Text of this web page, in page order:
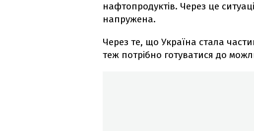
нафтопродуктів. Через це
напружена.
Через те, що Україна стала
теж потрібно готуватися до